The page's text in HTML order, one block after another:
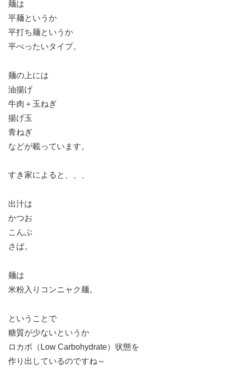
麺は
平麺というか
平打ち麺というか
平べったいタイプ。
麺の上には
油揚げ
牛肉＋玉ねぎ
揚げ玉
青ねぎ
などが載っています。
すき家によると、、、
出汁は
かつお
こんぶ
さば。
麺は
米粉入りコンニャク麺。
ということで
糖質が少ないというか
ロカボ（Low Carbohydrate）状態を
作り出しているのですね～